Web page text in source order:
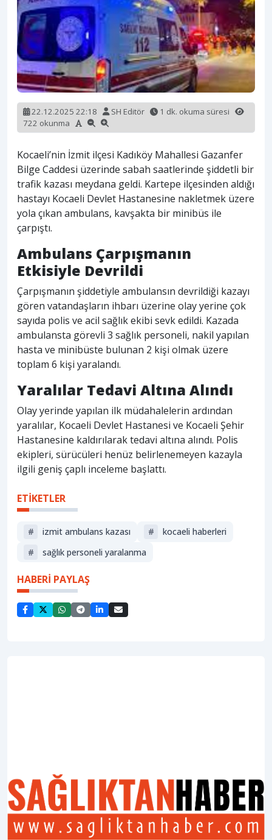
22.12.2025 22:18 SH Editör
1 dk. okuma süresi
722 okunma
Kocaeli’nin İzmit ilçesi Kadıköy Mahallesi Gazanfer
Bilge Caddesi üzerinde sabah saatlerinde şiddetli bir
trafik kazası meydana geldi. Kartepe ilçesinden aldığı
hastayı Kocaeli Devlet Hastanesine nakletmek üzere
yola çıkan ambulans, kavşakta bir minibüs ile
çarpıştı.
Ambulans Çarpışmanın
Etkisiyle Devrildi
Çarpışmanın şiddetiyle ambulansın devrildiği kazayı
gören vatandaşların ihbarı üzerine olay yerine çok
sayıda polis ve acil sağlık ekibi sevk edildi. Kazada
ambulansta görevli 3 sağlık personeli, nakil yapılan
hasta ve minibüste bulunan 2 kişi olmak üzere
toplam 6 kişi yaralandı.
Yaralılar Tedavi Altına Alındı
Olay yerinde yapılan ilk müdahalelerin ardından
yaralılar, Kocaeli Devlet Hastanesi ve Kocaeli Şehir
Hastanesine kaldırılarak tedavi altına alındı. Polis
ekipleri, sürücüleri henüz belirlenemeyen kazayla
ilgili geniş çaplı inceleme başlattı.
ETİKETLER
# izmit ambulans kazası #
kocaeli haberleri
#
sağlık personeli yaralanma
HABERİ PAYLAŞ